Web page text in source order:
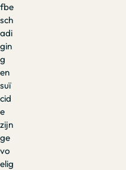
fbe
sch
adi
gin
g
en
suï
cid
e
zijn
ge
vo
elig